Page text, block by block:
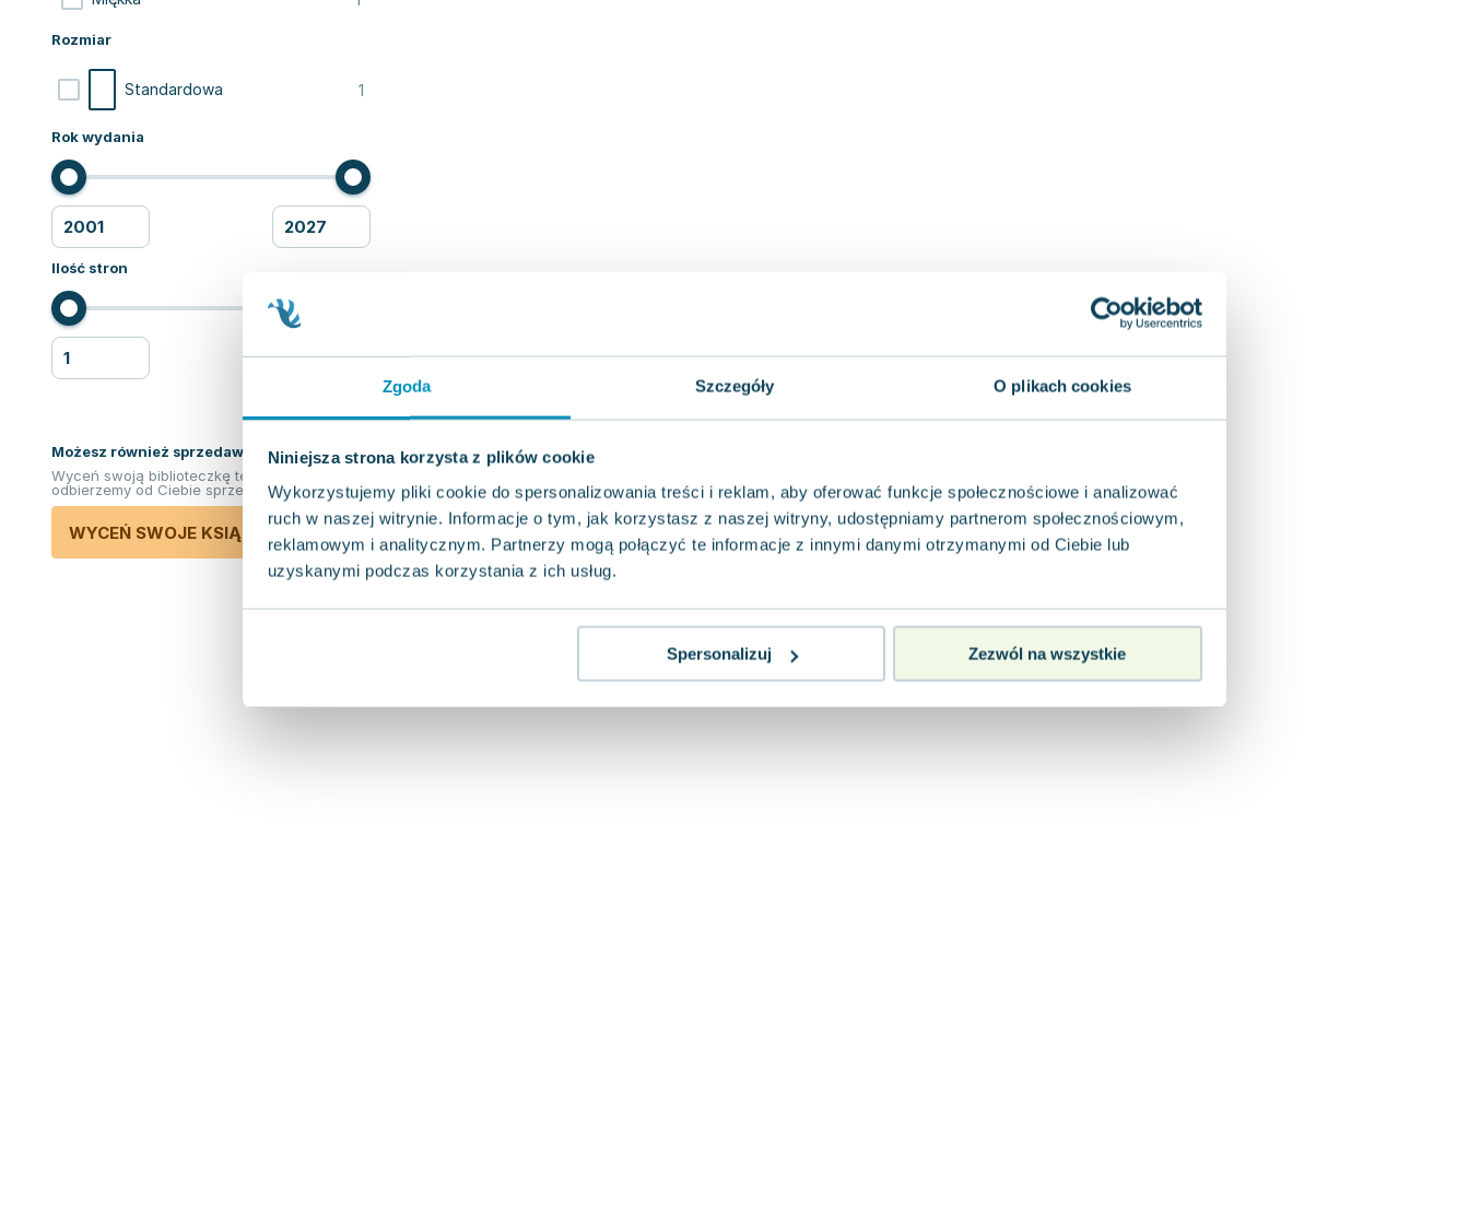
Zgoda Szczegóły O plikach cookies
Niniejsza strona korzysta z plików cookie
Wykorzystujemy pliki cookie do spersonalizowania treści i reklam, aby oferować funkcje społecznościowe i analizować
ruch w naszej witrynie. Informacje o tym, jak korzystasz z naszej witryny, udostępniamy partnerom społecznościowym,
reklamowym i analitycznym. Partnerzy mogą połączyć te informacje z innymi danymi otrzymanymi od Ciebie lub
uzyskanymi podczas korzystania z ich usług.
Spersonalizuj Zezwól na wszystkie
Rozmiar
Standardowa 1
Rok wydania
Ilość stron
Możesz również sprzedawać ksiązki!
Wyceń swoją biblioteczkę teraz. Odkupimy i
odbierzemy od Ciebie sprzedane książki.
WYCEŃ SWOJE KSIĄŻKI